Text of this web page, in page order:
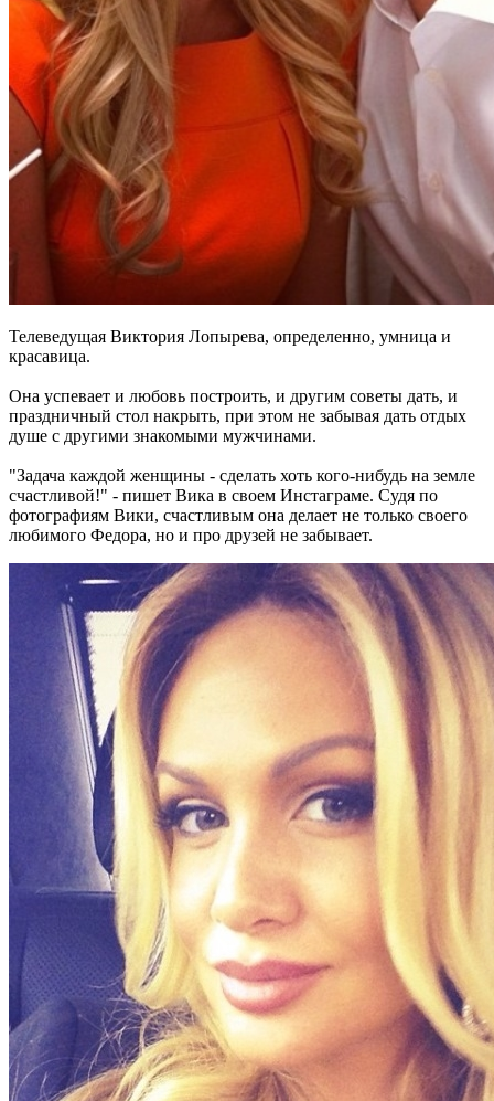
Телеведущая Виктория Лопырева, определенно, умница и
красавица.
Она успевает и любовь построить, и другим советы дать, и
праздничный стол накрыть, при этом не забывая дать отдых
душе с другими знакомыми мужчинами.
"Задача каждой женщины - сделать хоть кого-нибудь на земле
счастливой!" - пишет Вика в своем Инстаграме. Судя по
фотографиям Вики, счастливым она делает не только своего
любимого Федора, но и про друзей не забывает.